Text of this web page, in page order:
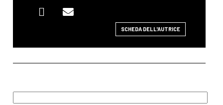
SCHEDA DELL'AUTRICE